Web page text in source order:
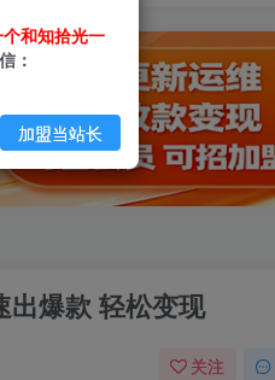
出爆款 轻松变现
关注
和知拾光一
：
加盟当站长